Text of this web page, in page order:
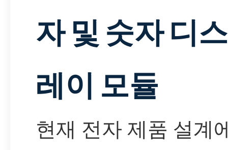
자 및 숫자 디
레이 모듈
현재 전자 제품 설계